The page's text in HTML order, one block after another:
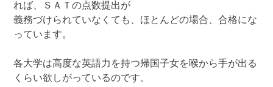
れば、ＳＡＴの点数提出が
義務づけられていなくても、ほとんどの場合、合格にな
っています。
各大学は高度な英語力を持つ帰国子女を喉から手が出る
くらい欲しがっているのです。